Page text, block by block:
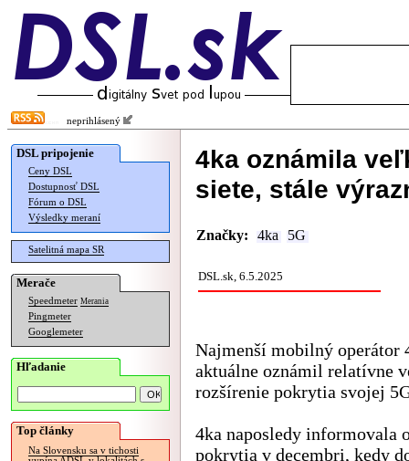
neprihlásený
DSL pripojenie
Ceny DSL
Dostupnosť DSL
Fórum o DSL
Výsledky meraní
Satelitná mapa SR
Merače
Speedmeter Merania
Pingmeter
Googlemeter
Hľadanie
Top články
Na Slovensku sa v tichosti
4ka oznámila
siete, stále
Značky: 4ka 5G
DSL.sk, 6.5.2025
Najmenší mobilný operátor
aktuálne oznámil relatívne
rozšírenie pokrytia svojej
4ka naposledy informovala
pokrytia v decembri, kedy